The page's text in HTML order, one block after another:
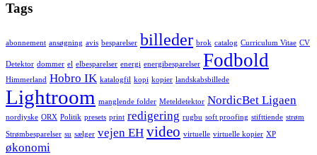
Tags
abonnement ansøgning avis besparelser billeder brok catalog Curriculum Vitae CV
Detektor dommer el elbesparelser energi energibesparelser Fodbold
Himmerland Hobro IK katalogfil kopi kopier landskabsbillede
Lightroom manglende folder Meteldetektor NordicBet Ligaen
nordjyske ORX Politik presets print redigering rugbu soft proofing stifttiende strøm
Strømbesparelser su sælger vejen EH video virtuelle virtuelle kopier XP
økonomi